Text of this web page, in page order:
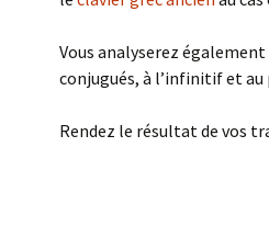
Vous analyserez
conjugués, à l’infinitif et au
Rendez le résultat de vos